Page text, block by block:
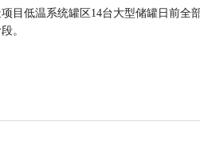
目低温系统罐区14台大型储罐日前
。